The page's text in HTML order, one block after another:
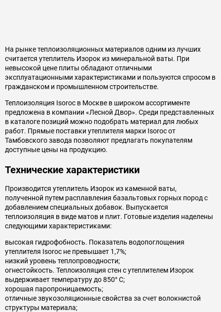
На рынке теплоизоляционных материалов одним из лучших
считается утеплитель Изорок из минеральной ваты. При
невысокой цене плиты обладают отличными
эксплуатационными характеристиками и пользуются спросом в
гражданском и промышленном строительстве.
Теплоизоляция Isoroc в Москве в широком ассортименте
предложена в компании «Лесной Двор». Среди представленных
в каталоге позиций можно подобрать материал для любых
работ. Прямые поставки утеплителя марки Isoroc от
Тамбовского завода позволяют предлагать покупателям
доступные цены на продукцию.
Технические характеристики
Производится утеплитель Изорок из каменной ваты,
полученной путем расплавления базальтовых горных пород с
добавлением специальных добавок. Выпускается
теплоизоляция в виде матов и плит. Готовые изделия наделены
следующими характеристиками:
высокая гидрофобность. Показатель водопоглощения
утеплителя Isoroc не превышает 1,7%;
низкий уровень теплопроводности;
огнестойкость. Теплоизоляция стен с утеплителем Изорок
выдерживает температуру до 850° С;
хорошая паропроницаемость;
отличные звукозоляционные свойства за счет волокнистой
структуры материала;